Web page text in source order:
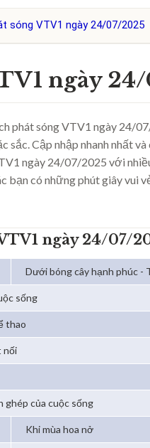
sóng VTV1 ngày 24/07/2025
ngày
phát sóng VTV1 ngày 24/
sắc. Cập nhập nhanh nhất
ngày 24/07/2025 với
bạn có những phút giây vui
ngày 24/07/
Dưới bóng cây hạnh phúc -
sống
thao
nối
ghép của cuộc sống
Khi mùa hoa nở